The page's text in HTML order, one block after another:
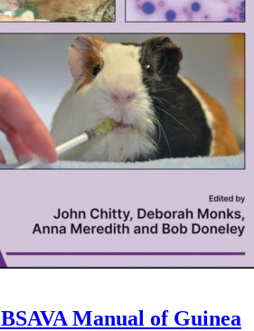
BSAVA Manual of Guinea